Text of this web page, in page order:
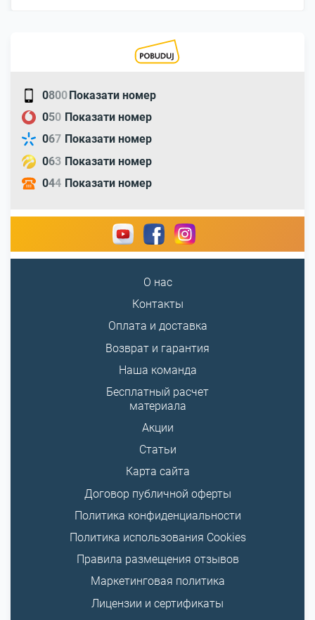
0800Показати номер
050 Показати номер
067 Показати номер
063 Показати номер
044 Показати номер
О нас
Контакты
Оплата и доставка
Возврат и гарантия
Наша команда
Бесплатный расчет
материала
Акции
Статьи
Карта сайта
Договор публичной оферты
Политика конфиденциальности
Политика использования Cookies
Правила размещения отзывов
Маркетинговая политика
Лицензии и сертификаты